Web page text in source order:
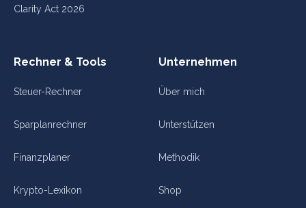
Clarity Act 2026
Rechner & Tools
Steuer-Rechner
Sparplanrechner
Finanzplaner
Krypto-Lexikon
Unternehmen
Über mich
Unterstützen
Methodik
Shop